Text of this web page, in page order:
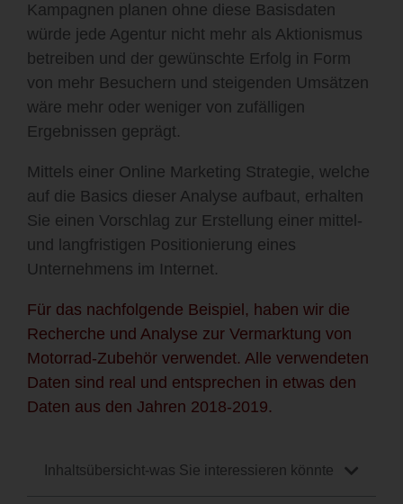
Kampagnen planen ohne diese Basisdaten
würde jede Agentur nicht mehr als Aktionismus
betreiben und der gewünschte Erfolg in Form
von mehr Besuchern und steigenden Umsätzen
wäre mehr oder weniger von zufälligen
Ergebnissen geprägt.
Mittels einer Online Marketing Strategie, welche
auf die Basics dieser Analyse aufbaut, erhalten
Sie einen Vorschlag zur Erstellung einer mittel-
und langfristigen Positionierung eines
Unternehmens im Internet.
Für das nachfolgende Beispiel, haben wir die
Recherche und Analyse zur Vermarktung von
Motorrad-Zubehör verwendet. Alle verwendeten
Daten sind real und entsprechen in etwas den
Daten aus den Jahren 2018-2019.
Inhaltsübersicht-was Sie interessieren könnte